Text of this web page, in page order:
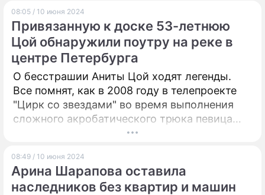
08:05 / 10 июня 2024
Привязанную к доске 53-летнюю
Цой обнаружили поутру на реке в
центре Петербурга
О бесстрашии Аниты Цой ходят легенды.
Все помнят, как в 2008 году в телепроекте
"Цирк со звездами" во время выполнения
сложного акробатического трюка певица
упала с двухметровой высоты. Но, несмотря
номер. И вот новый повод говорить о ее
смелости и отваге.
08:49 / 10 июня 2024
Арина Шарапова оставила
наследников без квартир и машин